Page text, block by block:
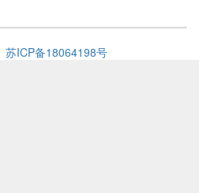
苏ICP备18064198号